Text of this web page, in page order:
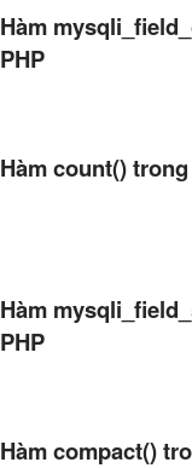
Hàm
PHP
Hàm count()
Hàm
PHP
Hàm compact()